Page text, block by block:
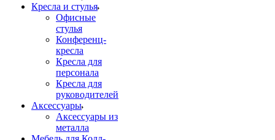
Кресла и стулья
Офисные
стулья
Конференц-
кресла
Кресла для
персонала
Кресла для
руководителей
Аксессуары
Аксессуары из
металла